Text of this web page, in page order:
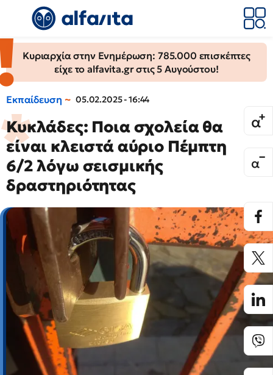
Κυριαρχία στην Ενημέρωση: 785.000 επισκέπτες
είχε το alfavita.gr στις 5 Αυγούστου!
Εκπαίδευση 05.02.2025 - 16:44
Κυκλάδες: Ποια σχολεία θα
είναι κλειστά αύριο Πέμπτη
6/2 λόγω σεισμικής
δραστηριότητας